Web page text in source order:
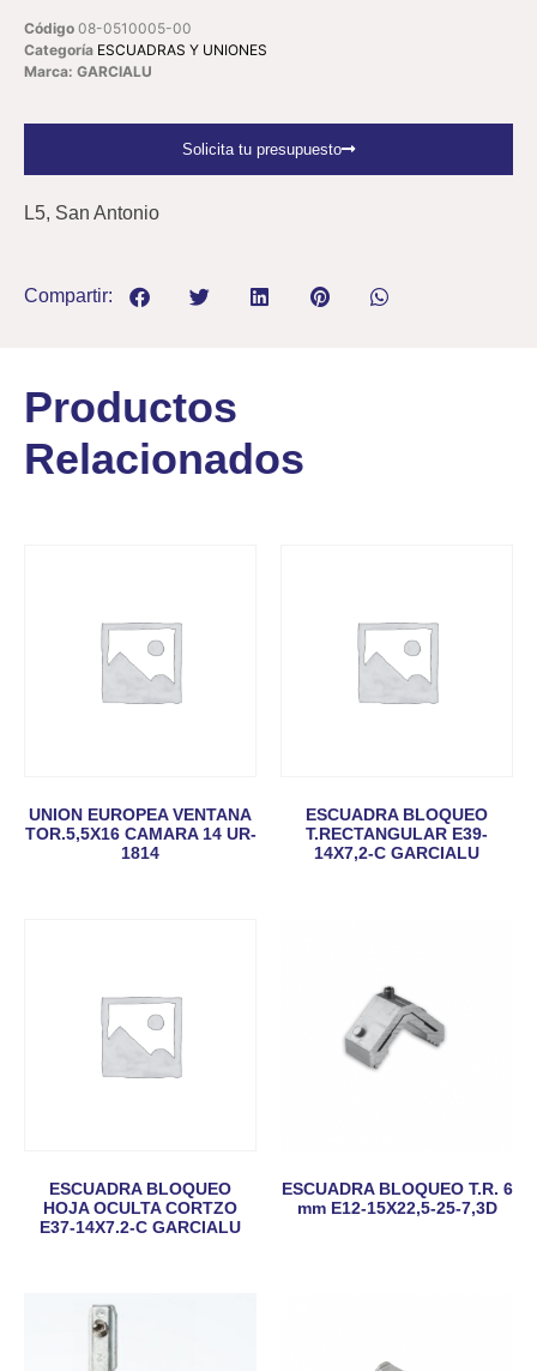
Código 08-0510005-00
Categoría ESCUADRAS Y UNIONES
Marca: GARCIALU
Solicita tu presupuesto
L5, San Antonio
Compartir:
Productos
Relacionados
UNION EUROPEA VENTANA
TOR.5,5X16 CAMARA 14 UR-
1814
ESCUADRA BLOQUEO
T.RECTANGULAR E39-
14X7,2-C GARCIALU
ESCUADRA BLOQUEO
HOJA OCULTA CORTZO
E37-14X7.2-C GARCIALU
ESCUADRA BLOQUEO T.R. 6
mm E12-15X22,5-25-7,3D